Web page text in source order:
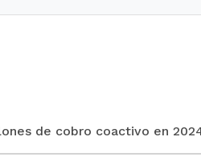
de cobro coactivo en